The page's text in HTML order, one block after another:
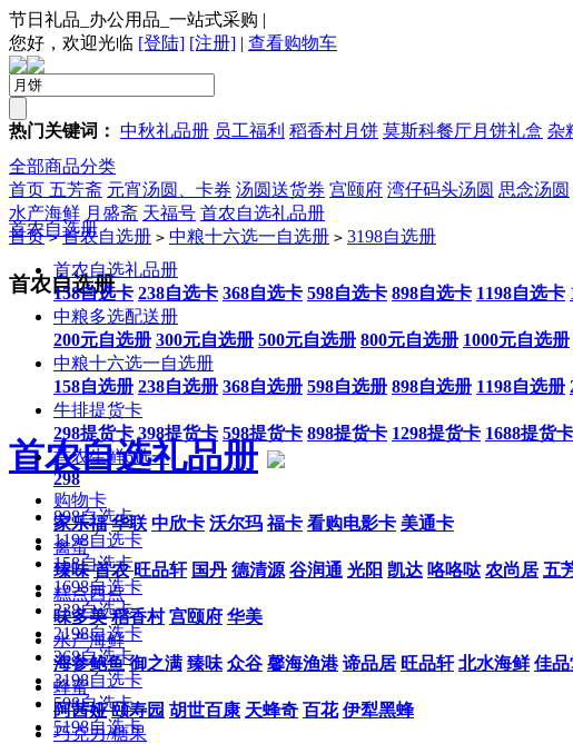
节日礼品_办公用品_一站式采购 |
您好，欢迎光临 [登陆] [注册] | 查看购物车
热门关键词： 中秋礼品册 员工福利 稻香村月饼 莫斯科餐厅月饼礼盒 杂
全部商品分类
首农自选册
首农自选礼品册
158自选卡 238自选卡 368自选卡 598自选卡 898自选卡 1198自选卡
中粮多选配送册
200元自选册 300元自选册 500元自选册 800元自选册 1000元自选册
中粮十六选一自选册
158自选册 238自选册 368自选册 598自选册 898自选册 1198自选册
牛排提货卡
298提货卡 398提货卡 598提货卡 898提货卡 1298提货卡 1688提货卡
首农生鲜6选一
298
购物卡
家乐福 华联 中欣卡 沃尔玛 福卡 看购电影卡 美通卡
禽蛋
臻味 首农 旺品轩 国丹 德清源 谷润通 光阳 凯达 咯咯哒 农尚居 五
糕点西点
味多美 稻香村 宫颐府 华美
水产海鲜
海参鲍鱼 御之满 臻味 众谷 馨海渔港 谛品居 旺品轩 北水海鲜 佳品
蜂蜜
阿茜娅 颐寿园 胡世百康 天蜂奇 百花 伊犁黑蜂
巧克力/糖果
首页 五芳斋 元宵汤圆、卡券 汤圆送货券 宫颐府 湾仔码头汤圆 思念汤圆
水产海鲜 月盛斋 天福号 首农自选礼品册
首页 > 首农自选册 > 中粮十六选一自选册 > 3198自选册
首农自选册
首农自选礼品册
898自选卡
1198自选卡
158自选卡
1698自选卡
238自选卡
2198自选卡
368自选卡
3198自选卡
598自选卡
5198自选卡